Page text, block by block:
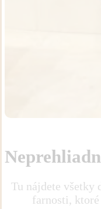
Tu nájdete všetky
farnosti,